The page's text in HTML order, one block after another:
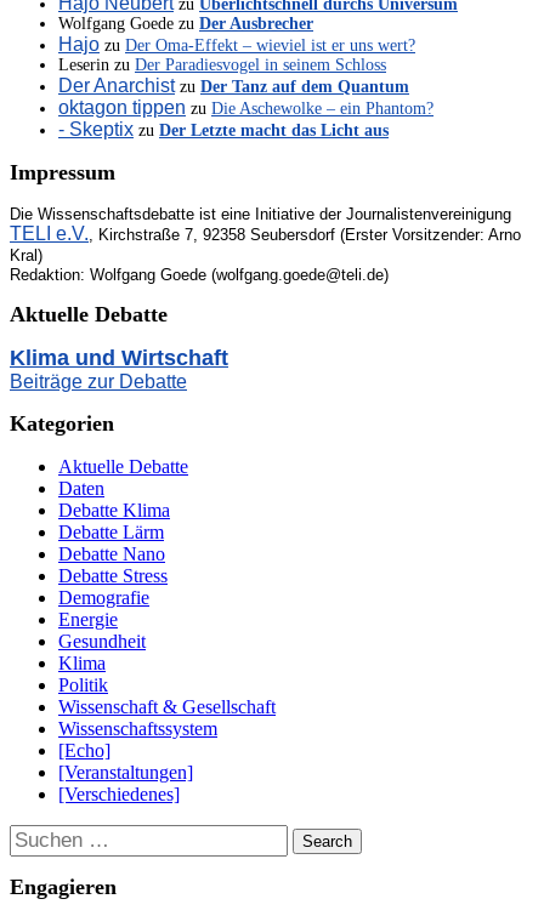
zu Überlichtschnell durchs Universum
Wolfgang Goede zu Der Ausbrecher
Hajo zu Der Oma-Effekt – wieviel ist er uns wert?
Leserin zu Der Paradiesvogel in seinem Schloss
Der Anarchistzu Der Tanz auf dem Quantum
oktagon tippen zu Die Aschewolke – ein Phantom?
- Skeptix zu Der Letzte macht das Licht aus
Impressum
Die Wissenschaftsdebatte ist eine Initiative der Journalistenvereinigung
TELI e.V., Kirchstraße 7, 92358 Seubersdorf (Erster Vorsitzender: Arno
Kral)
Redaktion: Wolfgang Goede (wolfgang.goede@teli.de)
Aktuelle Debatte
Klima und Wirtschaft
Beiträge zur Debatte
Kategorien
Aktuelle Debatte
Daten
Debatte Klima
Debatte Lärm
Debatte Nano
Debatte Stress
Demografie
Energie
Gesundheit
Klima
Politik
Wissenschaft & Gesellschaft
Wissenschaftssystem
[Echo]
[Veranstaltungen]
[Verschiedenes]
Suchen
Engagieren